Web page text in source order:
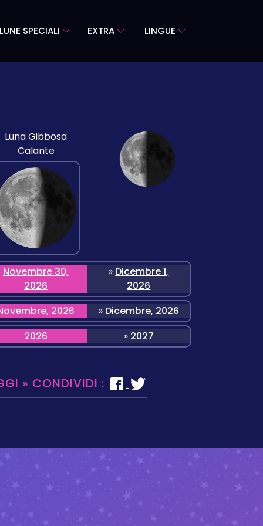
LUNE SPECIALI EXTRA LINGUE
Luna Gibbosa
Calante
Novembre 30,
2026
» Dicembre 1,
2026
2026
» Dicembre, 2026
2026
» 2027
» CONDIVIDI :